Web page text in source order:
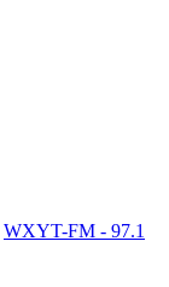
WXYT-FM - 97.1